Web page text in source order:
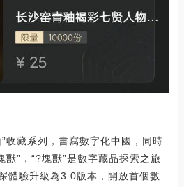
收藏系列，書寫數字化中國，同時
獸”，“?塊獸”是數字藏品探索之旅
體驗升級為3.0版本，開放首個數